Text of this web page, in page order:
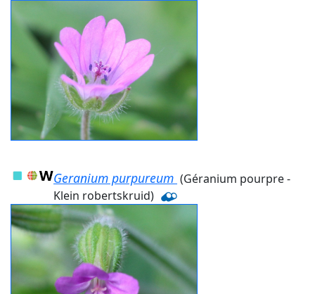
Geranium purpureum (Géranium pourpre -
Klein robertskruid)